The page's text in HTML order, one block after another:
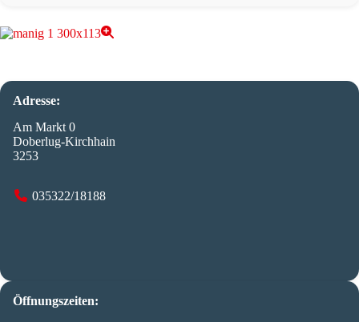
Adresse:
Am Markt 0
Doberlug-Kirchhain
3253
035322/18188
Öffnungszeiten: